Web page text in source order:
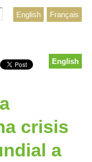
Français
English
English
crisis
a